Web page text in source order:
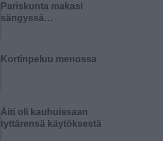
Pariskunta makasi
sängyssä…
Kortinpeluu menossa
Äiti oli kauhuissaan
tyttärensä käytöksestä